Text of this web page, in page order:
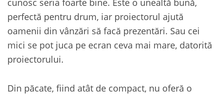
perfectă pentru drum, iar proiectorul ajută
oamenii din vânzări să facă prezentări. Sau cei
mici se pot juca pe ecran ceva mai mare, datorită
proiectorului.
Din păcate, fiind atât de compact, nu oferă o